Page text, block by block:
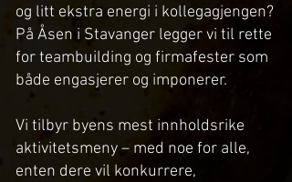
og litt ekstra energi i kollegagjengen?
På Åsen i Stavanger legger vi til rette
for teambuilding og firmafester som
både engasjerer og imponerer.
Vi tilbyr byens mest innholdsrike
aktivitetsmeny – med noe for alle,
enten dere vil konkurrere,